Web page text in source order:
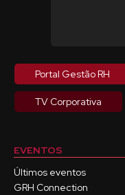
Portal Gestão RH
TV Corporativa
EVENTOS
Últimos eventos
GRH Connection